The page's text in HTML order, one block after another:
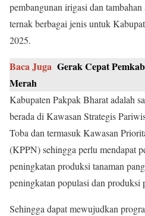
pembangunan irigasi dan
ternak berbagai jenis untuk
2025.
Baca Juga Gerak Cepat
Merah
Kabupaten Pakpak Bharat adalah
berada di Kawasan Strategis
Toba dan termasuk Kawasan
(KPPN) sehingga perlu mendapat
peningkatan produksi tanaman
peningkatan populasi dan produksi
Sehingga dapat mewujudkan